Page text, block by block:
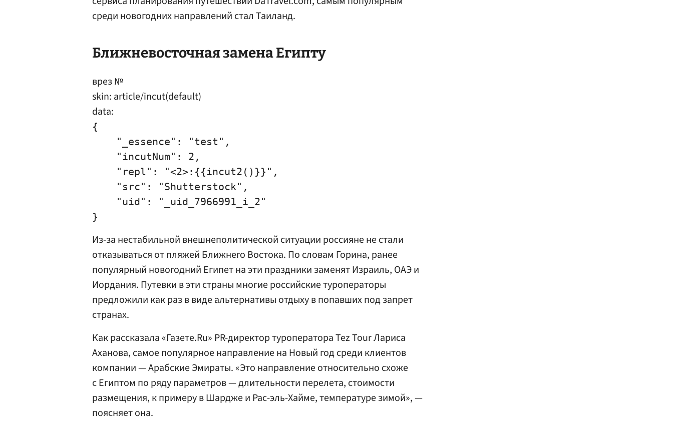
среди новогодних направлений стал Таиланд.
Ближневосточная замена Египту
врез №
skin: article/incut(default)
data:
{
    "_essence": "test",
    "incutNum": 2,
    "repl": "<2>:{{incut2()}}",
    "src": "Shutterstock",
    "uid": "_uid_7966991_i_2"
Из-за нестабильной внешнеполитической ситуации россияне не стали
отказываться от пляжей Ближнего Востока. По словам Горина, ранее
популярный новогодний Египет на эти праздники заменят Израиль, ОАЭ и
Иордания. Путевки в эти страны многие российские туроператоры
предложили как раз в виде альтернативы отдыху в попавших под запрет
странах.
Как рассказала «Газете.Ru» PR-директор туроператора Tez Tour Лариса
Аханова, самое популярное направление на Новый год среди клиентов
компании — Арабские Эмираты. «Это направление относительно схоже
с Египтом по ряду параметров — длительности перелета, стоимости
размещения, к примеру в Шардже и Рас-эль-Хайме, температуре зимой», —
поясняет она.